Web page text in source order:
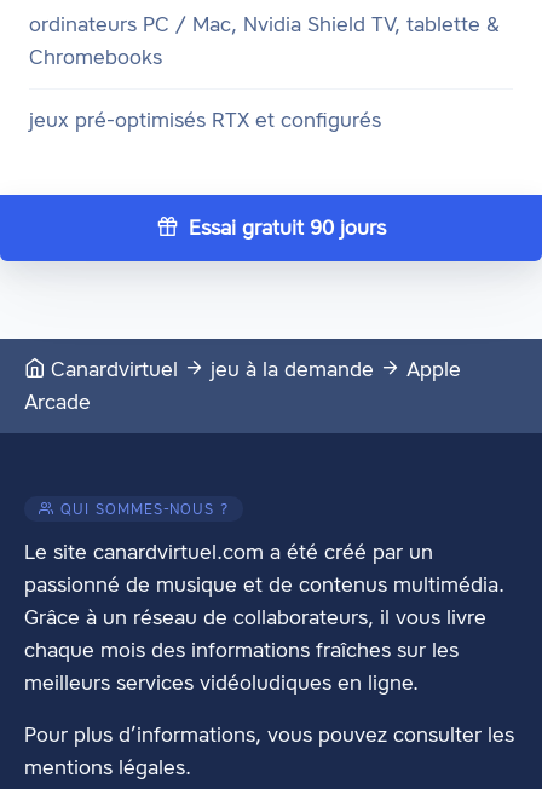
ordinateurs PC / Mac, Nvidia Shield TV, tablette &
Chromebooks
jeux pré-optimisés RTX et configurés
Essai gratuit 90 jours
Canardvirtuel jeu à la demande
Apple
Arcade
QUI SOMMES-NOUS ?
Le site canardvirtuel.com a été créé par un
passionné de musique et de contenus multimédia.
Grâce à un réseau de collaborateurs, il vous livre
chaque mois des informations fraîches sur les
meilleurs services vidéoludiques en ligne.
Pour plus d’informations, vous pouvez consulter les
mentions légales.